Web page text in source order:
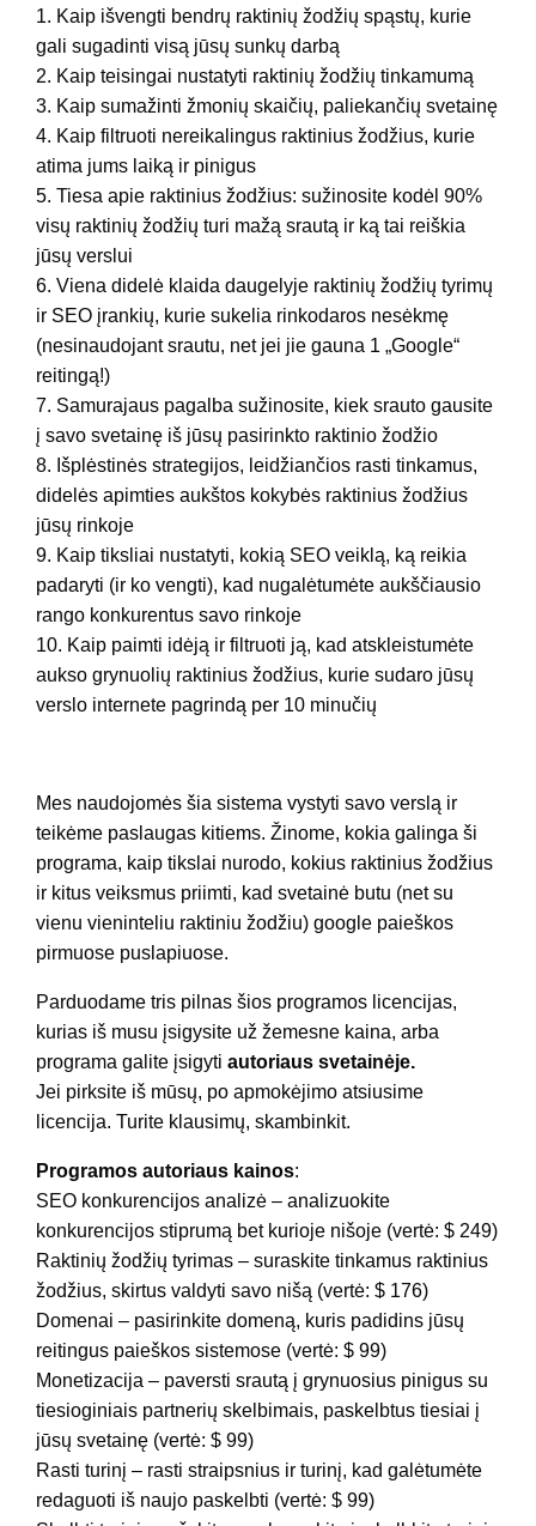
1. Kaip išvengti bendrų raktinių žodžių spąstų, kurie
gali sugadinti visą jūsų sunkų darbą
2. Kaip teisingai nustatyti raktinių žodžių tinkamumą
3. Kaip sumažinti žmonių skaičių, paliekančių svetainę
4. Kaip filtruoti nereikalingus raktinius žodžius, kurie
atima jums laiką ir pinigus
5. Tiesa apie raktinius žodžius: sužinosite kodėl 90%
visų raktinių žodžių turi mažą srautą ir ką tai reiškia
jūsų verslui
6. Viena didelė klaida daugelyje raktinių žodžių tyrimų
ir SEO įrankių, kurie sukelia rinkodaros nesėkmę
(nesinaudojant srautu, net jei jie gauna 1 „Google“
reitingą!)
7. Samurajaus pagalba sužinosite, kiek srauto gausite
į savo svetainę iš jūsų pasirinkto raktinio žodžio
8. Išplėstinės strategijos, leidžiančios rasti tinkamus,
didelės apimties aukštos kokybės raktinius žodžius
jūsų rinkoje
9. Kaip tiksliai nustatyti, kokią SEO veiklą, ką reikia
padaryti (ir ko vengti), kad nugalėtumėte aukščiausio
rango konkurentus savo rinkoje
10. Kaip paimti idėją ir filtruoti ją, kad atskleistumėte
aukso grynuolių raktinius žodžius, kurie sudaro jūsų
verslo internete pagrindą per 10 minučių
Mes naudojomės šia sistema vystyti savo verslą ir
teikėme paslaugas kitiems. Žinome, kokia galinga ši
programa, kaip tikslai nurodo, kokius raktinius žodžius
ir kitus veiksmus priimti, kad svetainė butu (net su
vienu vieninteliu raktiniu žodžiu) google paieškos
pirmuose puslapiuose.
Parduodame tris pilnas šios programos licencijas,
kurias iš musu įsigysite už žemesne kaina, arba
programa galite įsigyti autoriaus svetainėje.
Jei pirksite iš mūsų, po apmokėjimo atsiusime
licencija. Turite klausimų, skambinkit.
Programos autoriaus kainos:
SEO konkurencijos analizė – analizuokite
konkurencijos stiprumą bet kurioje nišoje (vertė: $ 249)
Raktinių žodžių tyrimas – suraskite tinkamus raktinius
žodžius, skirtus valdyti savo nišą (vertė: $ 176)
Domenai – pasirinkite domeną, kuris padidins jūsų
reitingus paieškos sistemose (vertė: $ 99)
Monetizacija – paversti srautą į grynuosius pinigus su
tiesioginiais partnerių skelbimais, paskelbtus tiesiai į
jūsų svetainę (vertė: $ 99)
Rasti turinį – rasti straipsnius ir turinį, kad galėtumėte
redaguoti iš naujo paskelbti (vertė: $ 99)